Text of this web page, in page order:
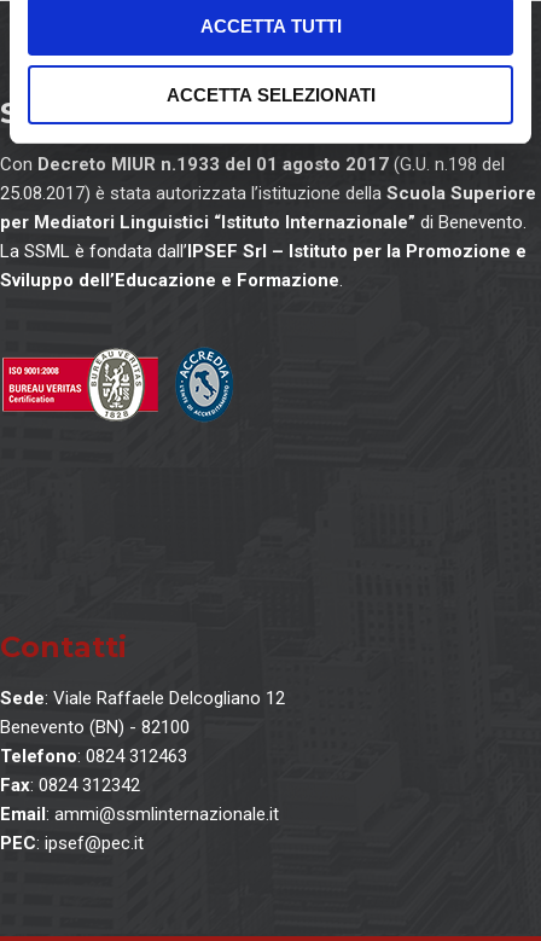
s
e
n
s
o
ACCETTA TUTTI
ACCETTA SELEZIONATI
SSML Internazionale
Con Decreto MIUR n.1933 del 01 agosto 2017 (G.U. n.198 del
25.08.2017) è stata autorizzata l’istituzione della Scuola Superiore
per Mediatori Linguistici “Istituto Internazionale” di Benevento.
La SSML è fondata dall’IPSEF Srl – Istituto per la Promozione e
Sviluppo dell’Educazione e Formazione.
Contatti
Sede: Viale Raffaele Delcogliano 12
Benevento (BN) - 82100
Telefono: 0824 312463
Fax: 0824 312342
Email: ammi@ssmlinternazionale.it
PEC: ipsef@pec.it